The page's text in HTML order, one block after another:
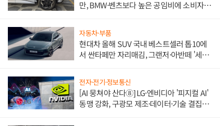
만, BMW·벤츠보다 높은 공임비에 소비자
자동차·부품
현대차 올해 SUV 국내 베스트셀러 톱10에
서 싼타페만 자리매김, 그랜저·아반떼 '세단
전자·전기·정보통신
[AI 뭉쳐야 산다⑧] LG·엔비디아 '피지컬 AI'
동맹 강화, 구광모 제조·데이터·기술 결집